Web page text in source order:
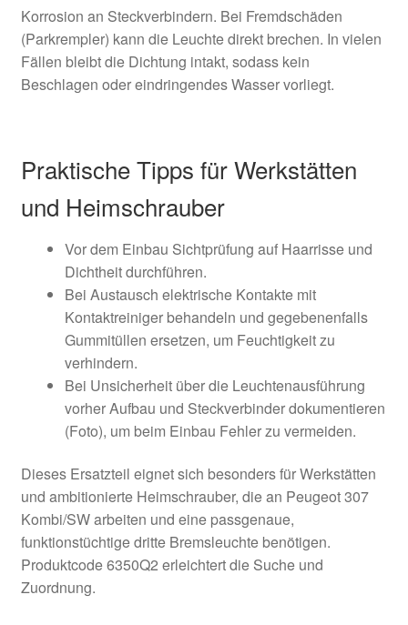
Korrosion an Steckverbindern. Bei Fremdschäden
(Parkrempler) kann die Leuchte direkt brechen. In vielen
Fällen bleibt die Dichtung intakt, sodass kein
Beschlagen oder eindringendes Wasser vorliegt.
Praktische Tipps für Werkstätten
und Heimschrauber
Vor dem Einbau Sichtprüfung auf Haarrisse und
Dichtheit durchführen.
Bei Austausch elektrische Kontakte mit
Kontaktreiniger behandeln und gegebenenfalls
Gummitüllen ersetzen, um Feuchtigkeit zu
verhindern.
Bei Unsicherheit über die Leuchtenausführung
vorher Aufbau und Steckverbinder dokumentieren
(Foto), um beim Einbau Fehler zu vermeiden.
Dieses Ersatzteil eignet sich besonders für Werkstätten
und ambitionierte Heimschrauber, die an Peugeot 307
Kombi/SW arbeiten und eine passgenaue,
funktionstüchtige dritte Bremsleuchte benötigen.
Produktcode 6350Q2 erleichtert die Suche und
Zuordnung.